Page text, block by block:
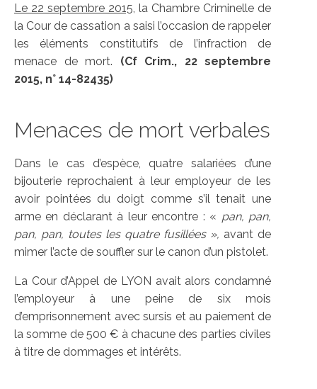
Le 22 septembre 2015 , la Chambre Criminelle de
la Cour de cassation a saisi l’occasion de rappeler
les éléments constitutifs de l’infraction de
menace de mort. (Cf Crim., 22 septembre
2015, n° 14-82435)
Menaces de mort verbales
Dans le cas d’espèce, quatre salariées d’une
bijouterie reprochaient à leur employeur de les
avoir pointées du doigt comme s’il tenait une
arme en déclarant à leur encontre : « pan, pan,
pan, pan, toutes les quatre fusillées », avant de
mimer l’acte de souffler sur le canon d’un pistolet.
La Cour d’Appel de LYON avait alors condamné
l’employeur à une peine de six mois
d’emprisonnement avec sursis et au paiement de
la somme de 500 € à chacune des parties civiles
à titre de dommages et intérêts.